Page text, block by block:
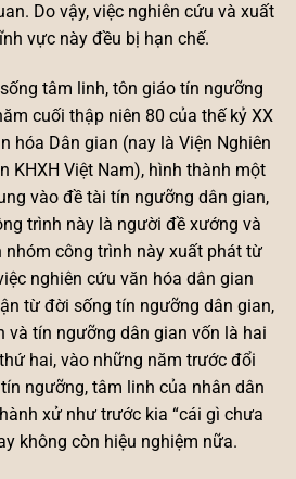
Do vậy, việc nghiên cứu và xuất
vực này đều bị hạn chế.
tâm linh, tôn giáo tín ngưỡng
cuối thập niên 80 của thế kỷ XX
hóa Dân gian (nay là Viện Nghiên
KHXH Việt Nam), hình thành một
vào đề tài tín ngưỡng dân gian,
trình này là người đề xướng và
nhóm công trình này xuất phát từ
nghiên cứu văn hóa dân gian
từ đời sống tín ngưỡng dân gian,
và tín ngưỡng dân gian vốn là hai
hai, vào những năm trước đổi
ngưỡng, tâm linh của nhân dân
xử như trước kia “cái gì chưa
không còn hiệu nghiệm nữa.